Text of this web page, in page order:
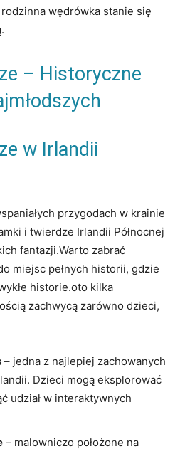
wędrówka stanie się
– Historyczne
w Irlandii
przygodach w krainie
i twierdze Irlandii Północnej
fantazji.Warto zabrać
miejsc pełnych historii, gdzie
historie.oto kilka
zachwycą zarówno dzieci,
– jedna z najlepiej zachowanych
Dzieci mogą eksplorować
udział w interaktywnych
– malowniczo położone na